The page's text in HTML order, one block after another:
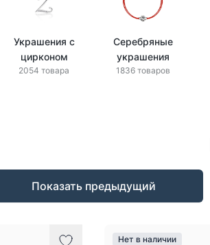
Украшения с
цирконом
2054 товара
Серебряные
украшения
1836 товаров
Показать предыдущий
Нет в наличии